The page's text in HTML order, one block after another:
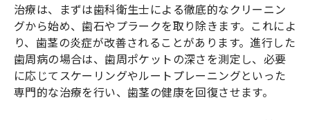
治療は、まずは歯科衛生士による徹底的なクリーニン
グから始め、歯石やプラークを取り除きます。これによ
り、歯茎の炎症が改善されることがあります。進行した
歯周病の場合は、歯周ポケットの深さを測定し、必要
に応じてスケーリングやルートプレーニングといった
専門的な治療を行い、歯茎の健康を回復させます。